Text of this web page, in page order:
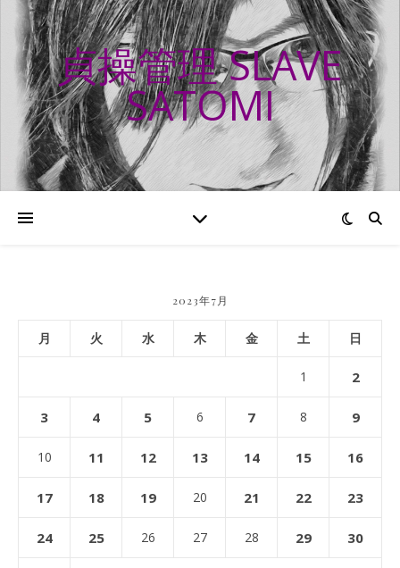
貞操管理 SLAVE
SATOMI
2023年7月
月 火 水 木 金 土 日
1 2
3 4 5 6 7 8 9
10 11 12 13 14 15 16
17 18 19 20 21 22 23
24 25 26 27 28 29 30